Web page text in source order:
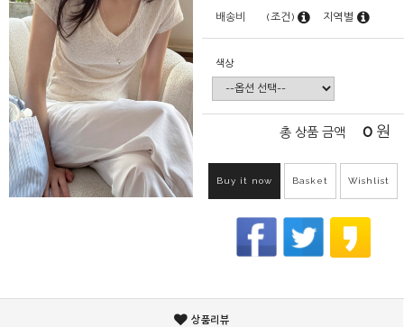
배송비 (조건) 지역별
색상
총 상품 금액 0 원
Buy it now Basket Wishlist
상품리뷰